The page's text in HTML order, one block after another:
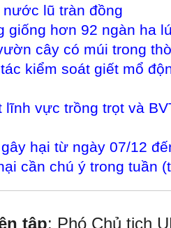
lũ tràn đồng
giống hơn 92 ngàn ha
cây có múi trong
kiểm soát giết mổ
lĩnh vực trồng trọt và
hại từ ngày 07/12
cần chú ý trong tuần
tập: Phó Chủ tịch